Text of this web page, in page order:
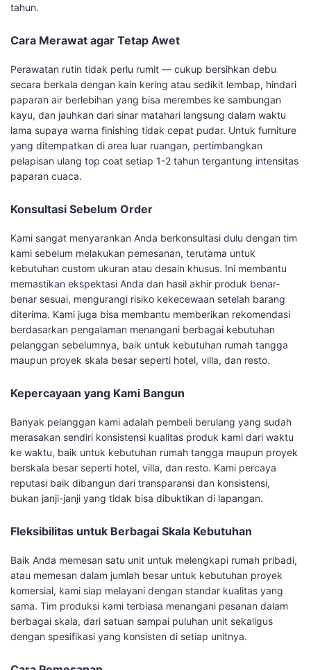
tahun.
Cara Merawat agar Tetap Awet
Perawatan rutin tidak perlu rumit — cukup bersihkan debu
secara berkala dengan kain kering atau sedikit lembap, hindari
paparan air berlebihan yang bisa merembes ke sambungan
kayu, dan jauhkan dari sinar matahari langsung dalam waktu
lama supaya warna finishing tidak cepat pudar. Untuk furniture
yang ditempatkan di area luar ruangan, pertimbangkan
pelapisan ulang top coat setiap 1-2 tahun tergantung intensitas
paparan cuaca.
Konsultasi Sebelum Order
Kami sangat menyarankan Anda berkonsultasi dulu dengan tim
kami sebelum melakukan pemesanan, terutama untuk
kebutuhan custom ukuran atau desain khusus. Ini membantu
memastikan ekspektasi Anda dan hasil akhir produk benar-
benar sesuai, mengurangi risiko kekecewaan setelah barang
diterima. Kami juga bisa membantu memberikan rekomendasi
berdasarkan pengalaman menangani berbagai kebutuhan
pelanggan sebelumnya, baik untuk kebutuhan rumah tangga
maupun proyek skala besar seperti hotel, villa, dan resto.
Kepercayaan yang Kami Bangun
Banyak pelanggan kami adalah pembeli berulang yang sudah
merasakan sendiri konsistensi kualitas produk kami dari waktu
ke waktu, baik untuk kebutuhan rumah tangga maupun proyek
berskala besar seperti hotel, villa, dan resto. Kami percaya
reputasi baik dibangun dari transparansi dan konsistensi,
bukan janji-janji yang tidak bisa dibuktikan di lapangan.
Fleksibilitas untuk Berbagai Skala Kebutuhan
Baik Anda memesan satu unit untuk melengkapi rumah pribadi,
atau memesan dalam jumlah besar untuk kebutuhan proyek
komersial, kami siap melayani dengan standar kualitas yang
sama. Tim produksi kami terbiasa menangani pesanan dalam
berbagai skala, dari satuan sampai puluhan unit sekaligus
dengan spesifikasi yang konsisten di setiap unitnya.